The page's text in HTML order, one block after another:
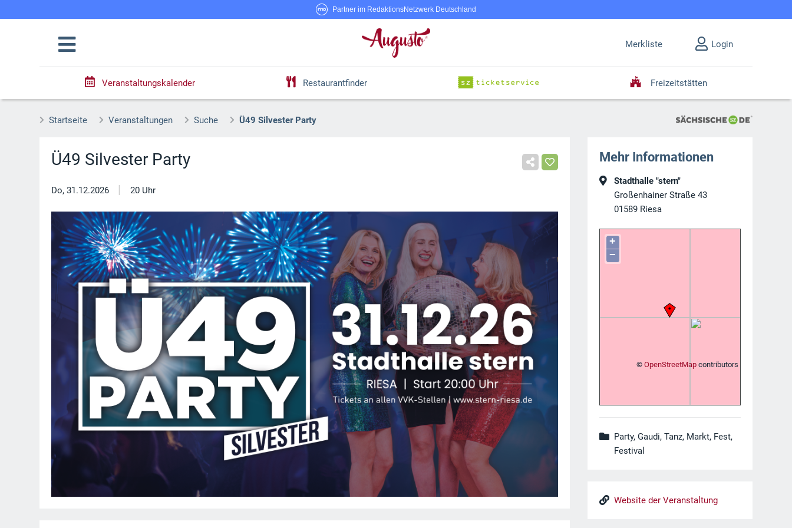
Partner im RedaktionsNetzwerk Deutschland
Merkliste Login
Veranstaltungskalender Restaurantfinder Freizeitstätten
Startseite Veranstaltungen Suche Ü49 Silvester Party
Ü49 Silvester Party
Do, 31.12.2026 | 20 Uhr
Mehr Informationen
Stadthalle "stern"
Großenhainer Straße 43
01589 Riesa
+
−
© OpenStreetMapcontributors
Party, Gaudi, Tanz, Markt, Fest,
Festival
Website der Veranstaltung